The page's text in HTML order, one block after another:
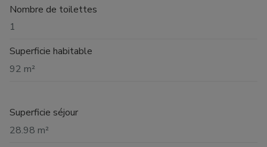
Nombre de toilettes
1
Superficie habitable
92 m²
Superficie séjour
28.98 m²